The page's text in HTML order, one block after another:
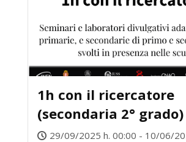
1h con il ricercatore
(secondaria 2° grado)
29/09/2025 h. 00:00 - 10/06/